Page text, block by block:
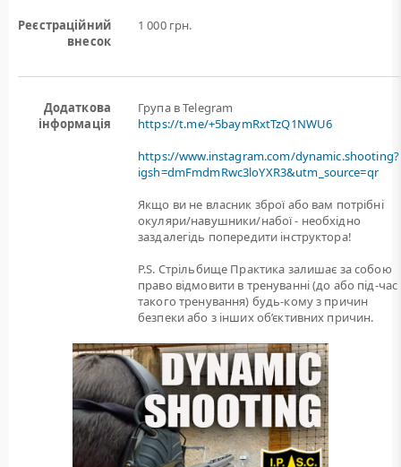
Реєстраційний
внесок
1 000 грн.
Додаткова
інформація
Група в Telegram
https://t.me/+5baymRxtTzQ1NWU6
https://www.instagram.com/dynamic.shooting?
igsh=dmFmdmRwc3loYXR3&utm_source=qr
Якщо ви не власник зброї або вам потрiбнi
окуляри/навушники/набої - необхідно
заздалегідь попередити інструктора!
P.S. Стрільбище Практика залишає за собою
право відмовити в тренуванні (до або під-час
такого тренування) будь-кому з причин
безпеки або з інших об’єктивних причин.